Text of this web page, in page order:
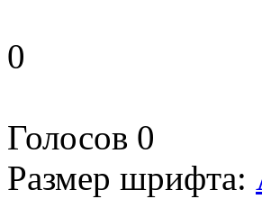
0
Голосов 0
Размер шрифта: